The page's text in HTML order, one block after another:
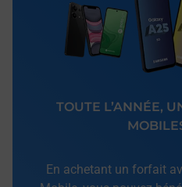
TOUTE L’ANNÉE,
En achetant un forfait